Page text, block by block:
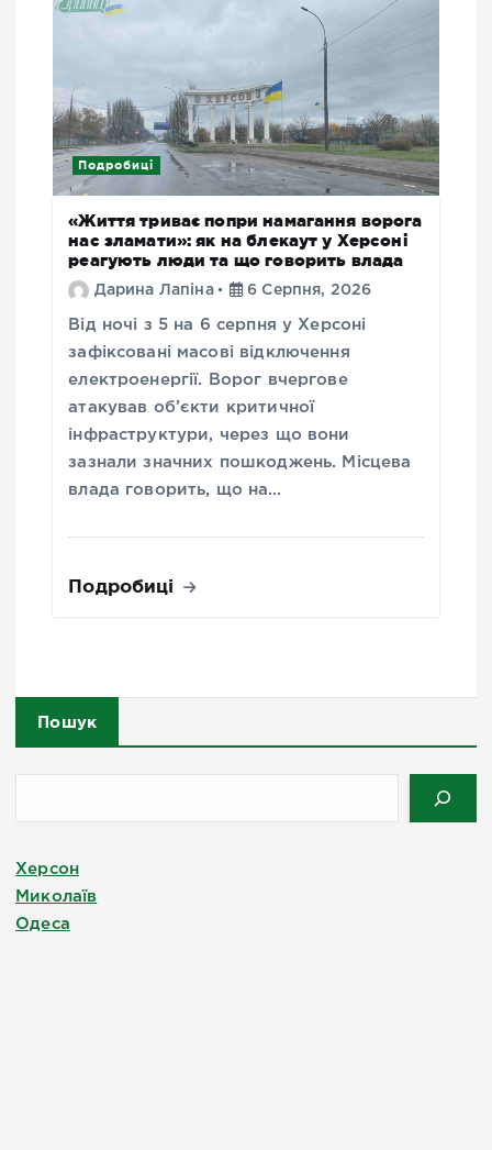
Подробиці
«Життя триває попри намагання ворога
нас зламати»: як на блекаут у Херсоні
реагують люди та що говорить влада
Дарина Лапіна 6 Серпня, 2026
Від ночі з 5 на 6 серпня у Херсоні
зафіксовані масові відключення
електроенергії. Ворог вчергове
атакував об’єкти критичної
інфраструктури, через що вони
зазнали значних пошкоджень. Місцева
влада говорить, що на…
Подробиці
Пошук
Херсон
Миколаїв
Одеса